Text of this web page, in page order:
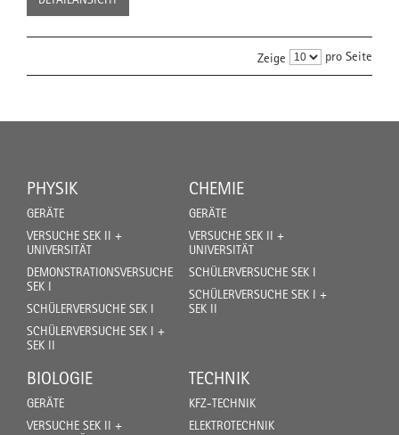
Zeige pro Seite
PHYSIK
GERÄTE
VERSUCHE SEK II +
UNIVERSITÄT
DEMONSTRATIONSVERSUCHE
SEK I
SCHÜLERVERSUCHE SEK I
SCHÜLERVERSUCHE SEK I +
SEK II
CHEMIE
GERÄTE
VERSUCHE SEK II +
UNIVERSITÄT
SCHÜLERVERSUCHE SEK I
SCHÜLERVERSUCHE SEK I +
SEK II
BIOLOGIE
GERÄTE
VERSUCHE SEK II +
TECHNIK
KFZ-TECHNIK
ELEKTROTECHNIK